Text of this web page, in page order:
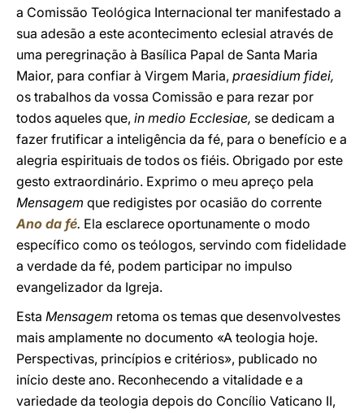
a Comissão Teológica Internacional ter manifestado a
sua adesão a este acontecimento eclesial através de
uma peregrinação à Basílica Papal de Santa Maria
Maior, para confiar à Virgem Maria, praesidium fidei,
os trabalhos da vossa Comissão e para rezar por
todos aqueles que, in medio Ecclesiae, se dedicam a
fazer frutificar a inteligência da fé, para o benefício e a
alegria espirituais de todos os fiéis. Obrigado por este
gesto extraordinário. Exprimo o meu apreço pela
Mensagem que redigistes por ocasião do corrente
Ano da fé. Ela esclarece oportunamente o modo
específico como os teólogos, servindo com fidelidade
a verdade da fé, podem participar no impulso
evangelizador da Igreja.
Esta Mensagem retoma os temas que desenvolvestes
mais amplamente no documento «A teologia hoje.
Perspectivas, princípios e critérios», publicado no
início deste ano. Reconhecendo a vitalidade e a
variedade da teologia depois do Concílio Vaticano II,